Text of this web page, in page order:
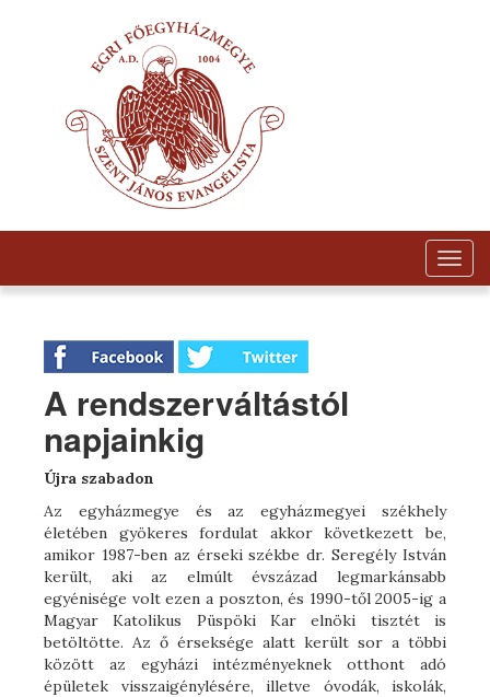
A rendszerváltástól
napjainkig
Újra szabadon
Az egyházmegye és az egyházmegyei székhely
életében gyökeres fordulat akkor következett be,
amikor 1987-ben az érseki székbe dr. Seregély István
került, aki az elmúlt évszázad legmarkánsabb
egyénisége volt ezen a poszton, és 1990-től 2005-ig a
Magyar Katolikus Püspöki Kar elnöki tisztét is
betöltötte. Az ő érseksége alatt került sor a többi
között az egyházi intézményeknek otthont adó
épületek visszaigénylésére, illetve óvodák, iskolák,